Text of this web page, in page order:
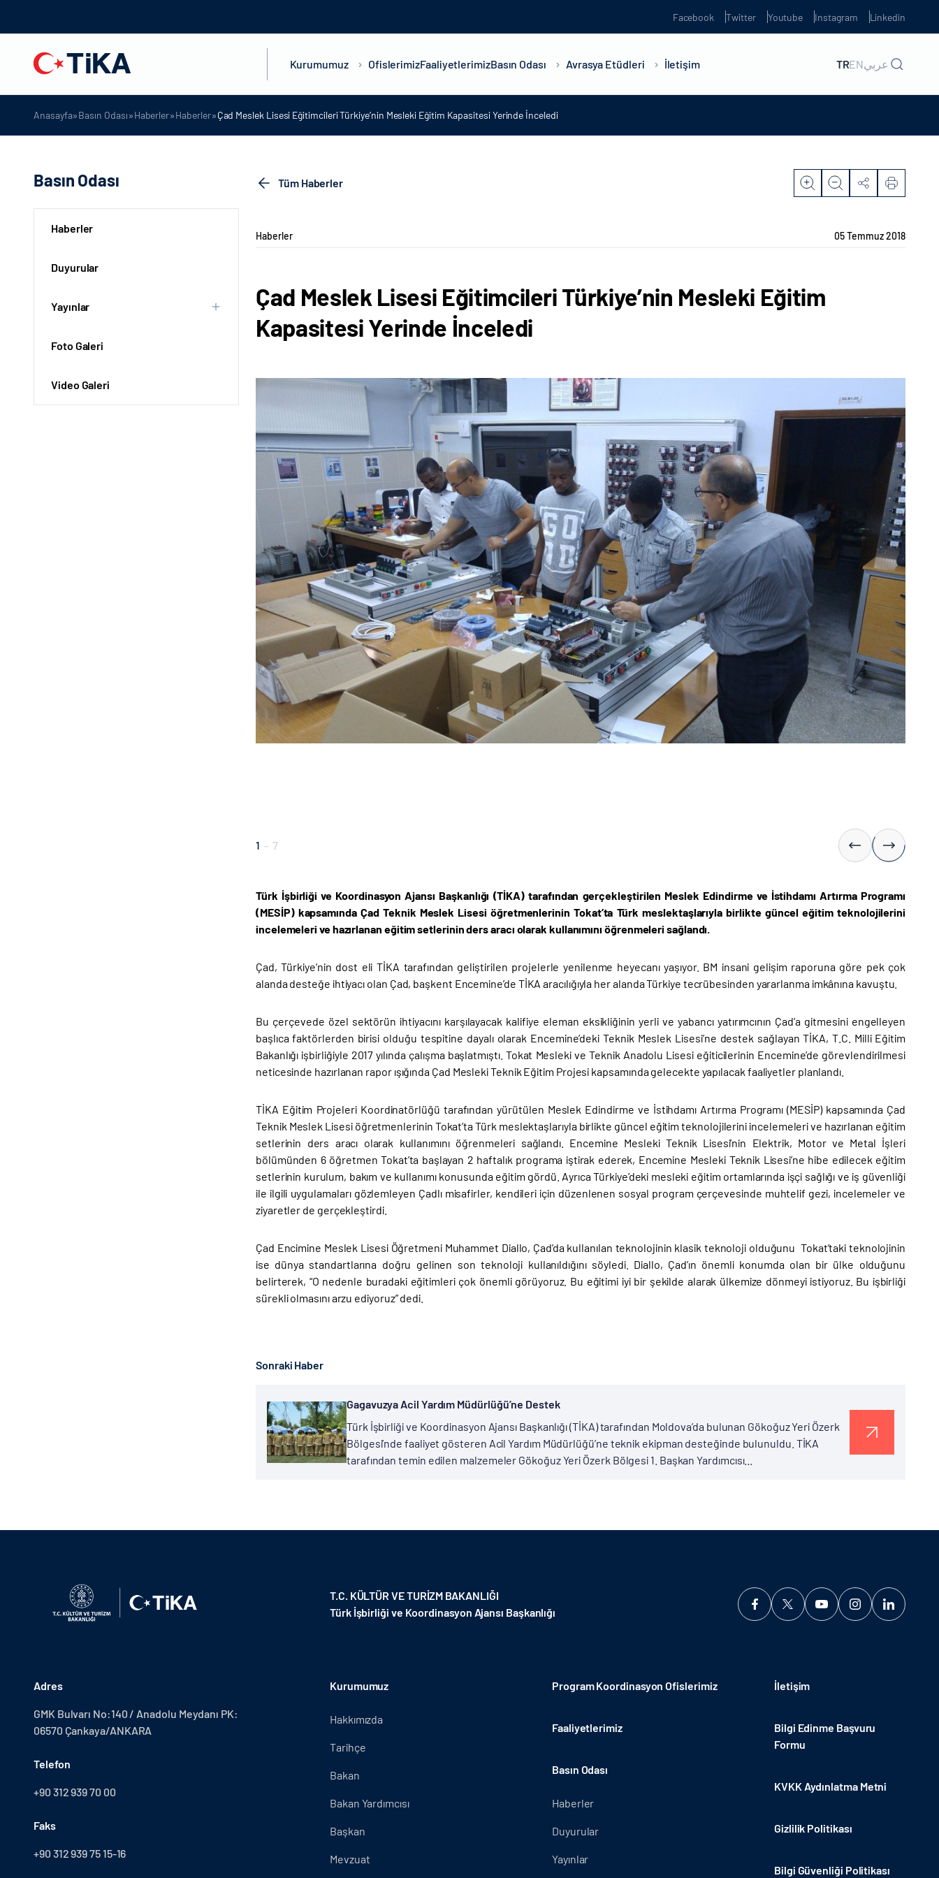
Facebook Twitter Youtube Instagram Linkedin
Kurumumuz OfislerimizFaaliyetlerimizBasın Odası Avrasya Etüdleri İletişim TRENعربي
Anasayfa»Basın Odası»Haberler»Haberler»Çad Meslek Lisesi Eğitimcileri Türkiye’nin Mesleki Eğitim Kapasitesi Yerinde İnceledi
Basın Odası
Haberler
Duyurular
Yayınlar
Foto Galeri
Video Galeri
Tüm Haberler
Haberler 05 Temmuz 2018
Çad Meslek Lisesi Eğitimcileri Türkiye’nin Mesleki Eğitim
Kapasitesi Yerinde İnceledi
1 - 7
Türk İşbirliği ve Koordinasyon Ajansı Başkanlığı (TİKA) tarafından gerçekleştirilen Meslek Edindirme ve İstihdamı Artırma Programı
(MESİP) kapsamında Çad Teknik Meslek Lisesi öğretmenlerinin Tokat’ta Türk meslektaşlarıyla birlikte güncel eğitim teknolojilerini
incelemeleri ve hazırlanan eğitim setlerinin ders aracı olarak kullanımını öğrenmeleri sağlandı.
Çad, Türkiye’nin dost eli TİKA tarafından geliştirilen projelerle yenilenme heyecanı yaşıyor. BM insani gelişim raporuna göre pek çok
alanda desteğe ihtiyacı olan Çad, başkent Encemine’de TİKA aracılığıyla her alanda Türkiye tecrübesinden yararlanma imkânına kavuştu.
Bu çerçevede özel sektörün ihtiyacını karşılayacak kalifiye eleman eksikliğinin yerli ve yabancı yatırımcının Çad’a gitmesini engelleyen
başlıca faktörlerden birisi olduğu tespitine dayalı olarak Encemine’deki Teknik Meslek Lisesi’ne destek sağlayan TİKA, T.C. Milli Eğitim
Bakanlığı işbirliğiyle 2017 yılında çalışma başlatmıştı. Tokat Mesleki ve Teknik Anadolu Lisesi eğiticilerinin Encemine’de görevlendirilmesi
neticesinde hazırlanan rapor ışığında Çad Mesleki Teknik Eğitim Projesi kapsamında gelecekte yapılacak faaliyetler planlandı.
TİKA Eğitim Projeleri Koordinatörlüğü tarafından yürütülen Meslek Edindirme ve İstihdamı Artırma Programı (MESİP) kapsamında Çad
Teknik Meslek Lisesi öğretmenlerinin Tokat’ta Türk meslektaşlarıyla birlikte güncel eğitim teknolojilerini incelemeleri ve hazırlanan eğitim
setlerinin ders aracı olarak kullanımını öğrenmeleri sağlandı. Encemine Mesleki Teknik Lisesi’nin Elektrik, Motor ve Metal İşleri
bölümünden 6 öğretmen Tokat’ta başlayan 2 haftalık programa iştirak ederek, Encemine Mesleki Teknik Lisesi’ne hibe edilecek eğitim
setlerinin kurulum, bakım ve kullanımı konusunda eğitim gördü. Ayrıca Türkiye’deki mesleki eğitim ortamlarında işçi sağlığı ve iş güvenliği
ile ilgili uygulamaları gözlemleyen Çadlı misafirler, kendileri için düzenlenen sosyal program çerçevesinde muhtelif gezi, incelemeler ve
ziyaretler de gerçekleştirdi.
Çad Encimine Meslek Lisesi Öğretmeni Muhammet Diallo, Çad’da kullanılan teknolojinin klasik teknoloji olduğunu Tokat’taki teknolojinin
ise dünya standartlarına doğru gelinen son teknoloji kullanıldığını söyledi. Diallo, Çad’ın önemli konumda olan bir ülke olduğunu
belirterek, “O nedenle buradaki eğitimleri çok önemli görüyoruz. Bu eğitimi iyi bir şekilde alarak ülkemize dönmeyi istiyoruz. Bu işbirliği
sürekli olmasını arzu ediyoruz” dedi.
Sonraki Haber
Gagavuzya Acil Yardım Müdürlüğü’ne Destek
Türk İşbirliği ve Koordinasyon Ajansı Başkanlığı (TİKA) tarafından Moldova’da bulunan Gökoğuz Yeri Özerk
Bölgesi’nde faaliyet gösteren Acil Yardım Müdürlüğü’ne teknik ekipman desteğinde bulunuldu. TİKA
tarafından temin edilen malzemeler Gökoğuz Yeri Özerk Bölgesi 1. Başkan Yardımcısı...
T.C. KÜLTÜR VE TURİZM BAKANLIĞI
Türk İşbirliği ve Koordinasyon Ajansı Başkanlığı
Adres
GMK Bulvarı No:140 / Anadolu Meydanı PK:
06570 Çankaya/ANKARA
Telefon
+90 312 939 70 00
Faks
+90 312 939 75 15-16
Kurumumuz
Hakkımızda
Tarihçe
Bakan
Bakan Yardımcısı
Başkan
Mevzuat
Program Koordinasyon Ofislerimiz
Faaliyetlerimiz
Basın Odası
Haberler
Duyurular
Yayınlar
İletişim
Bilgi Edinme Başvuru
Formu
KVKK Aydınlatma Metni
Gizlilik Politikası
Bilgi Güvenliği Politikası